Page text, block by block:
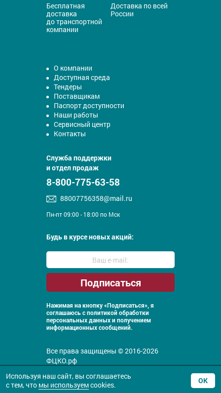
Бесплатная
доставка
до транспортной
компании
Доставка по всей
России
О компании
Доступная среда
Тендеры
Поставщикам
Паспорт доступности
Наши работы
Сервисный центр
Контакты
Служба поддержки
и отдел продаж
8-800-775-63-58
88007756358@mail.ru
Пн-пт 09:00 - 18:00 по Мск
Будь в курсе новых акций:
Нажимая на кнопку «Подписаться», я
соглашаюсь с политикой обработки
персональных данных и получением
информационных сообщений.
Все права защищены © 2016-2026
ФЦКО.рф
Используя наш сайт, вы соглашаетесь
с тем, что мы используемcookies. ОК